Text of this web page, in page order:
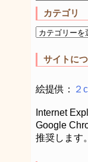
カテゴリ
サイトに
絵提供： ２
Internet
Google
推奨します。